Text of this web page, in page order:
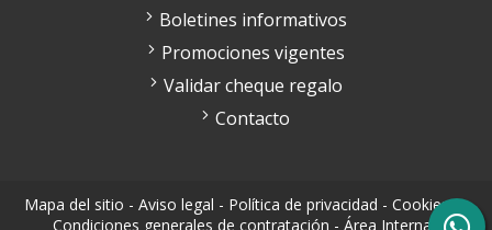
Boletines informativos
Promociones vigentes
Validar cheque regalo
Contacto
Mapa del sitio - Aviso legal - Política de privacidad - Cookies-
Condiciones generales de contratación - Área Interna